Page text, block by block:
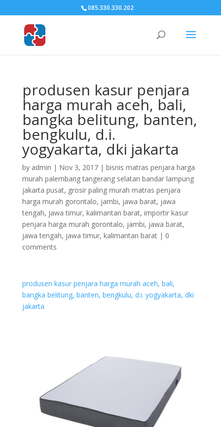
085.330.330.202
produsen kasur penjara
harga murah aceh, bali,
bangka belitung, banten,
bengkulu, d.i.
yogyakarta, dki jakarta
by admin | Nov 3, 2017| bisnis matras penjara harga
murah palembang tangerang selatan bandar lampung
jakarta pusat, grosir paling murah matras penjara
harga murah gorontalo, jambi, jawa barat, jawa
tengah, jawa timur, kalimantan barat, importir kasur
penjara harga murah gorontalo, jambi, jawa barat,
jawa tengah, jawa timur, kalimantan barat| 0
comments
produsen kasur penjara harga murah aceh, bali,
bangka belitung, banten, bengkulu, d.i. yogyakarta, dki
jakarta